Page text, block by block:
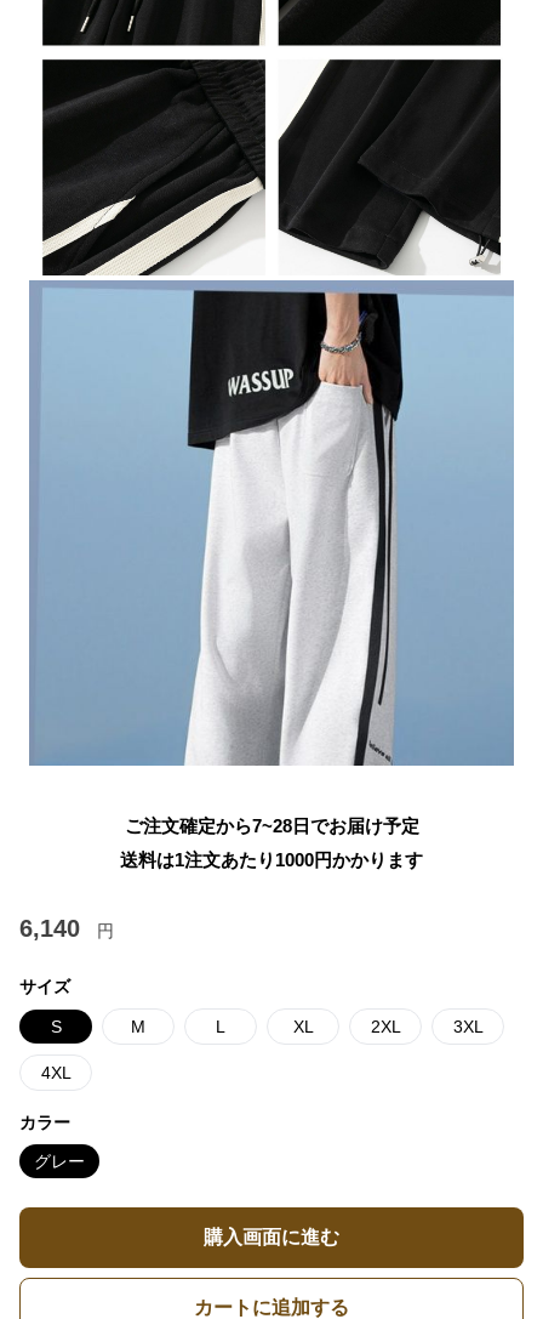
ご注文確定から7~28日でお届け予定
送料は1注文あたり 1000円かかります
6,140 円
サイズ
S M L XL 2XL 3XL
4XL
カラー
グレー
購入画面に進む
カートに追加する